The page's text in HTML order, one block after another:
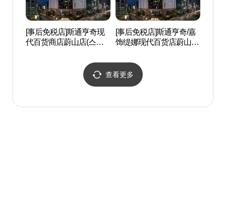
[事后免税店]斯通亨奇现
代百货商店蔚山店(스톤
[事后免税店]斯通亨奇/嘉
饰缇娜现代百货店蔚山店
현대백화점 울산점)
查看更多